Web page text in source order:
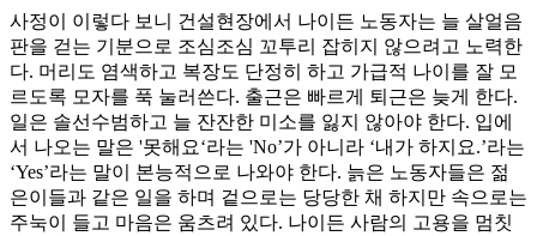
사정이 이렇다 보니 건설현장에서 나이든 노동자는 늘 살얼음
판을 걷는 기분으로 조심조심 꼬투리 잡히지 않으려고 노력한
다. 머리도 염색하고 복장도 단정히 하고 가급적 나이를 잘 모
르도록 모자를 푹 눌러쓴다. 출근은 빠르게 퇴근은 늦게 한다.
일은 솔선수범하고 늘 잔잔한 미소를 잃지 않아야 한다. 입에
서 나오는 말은 '못해요‘라는 'No’가 아니라 ‘내가 하지요.’라는
‘Yes’라는 말이 본능적으로 나와야 한다. 늙은 노동자들은 젊
은이들과 같은 일을 하며 겉으로는 당당한 채 하지만 속으로는
주눅이 들고 마음은 움츠려 있다. 나이든 사람의 고용을 멈칫